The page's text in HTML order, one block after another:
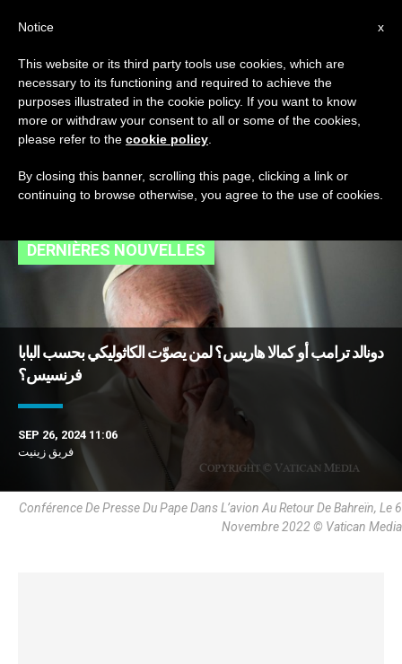
TAG
Posts Tagged ‘كامالا
هاريس’
DERNIÈRES NOUVELLES
دونالد ترامب أو كمالا هاريس؟ لمن يصوّت الكاثوليكي بحسب البابا
فرنسيس؟
SEP 26, 2024 11:06
فريق زينيت
Conférence De Presse Du Pape Dans L’avion Au Retour De Bahreïn, Le 6
Novembre 2022 © Vatican Media
x
Notice
This website or its third party tools use cookies, which are
necessary to its functioning and required to achieve the
purposes illustrated in the cookie policy. If you want to know
more or withdraw your consent to all or some of the cookies,
please refer to the cookie policy
By closing this banner, scrolling this page, clicking a link or
continuing to browse otherwise, you agree to the use of cookies.